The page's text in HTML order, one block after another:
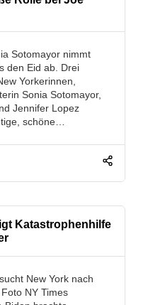
Sotomayor nimmt
den Eid ab. Drei
Yorkerinnen,
Sonia Sotomayor,
Jennifer Lopez
schöne…
Katastrophenhilfe
New York nach
NY Times